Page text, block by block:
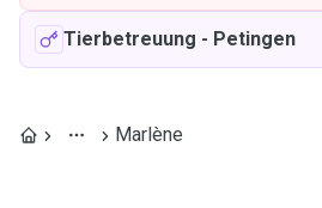
Tierbetreuung - Petingen
Marlène